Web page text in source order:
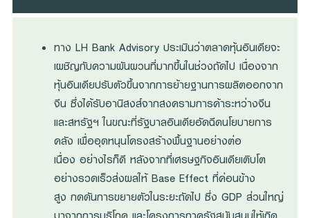
ทาง LH Bank Advisory ประเมินว่าตลาดหุ้นอินเดียจะ
เผชิญกับความผันผวนที่มากขึ้นในช่วงถัดไป เนื่องจาก
หุ้นอินเดียปรับตัวขึ้นจากการย้ายฐานการผลิตออกจาก
จีน ซึ่งได้รับอานิสงส์จากสงครามการค้าระหว่างจีน
และสหรัฐฯ ในขณะที่รัฐบาลอินเดียอัดฉีดนโยบายการ
คลัง เพื่ออุดหนุนโครงสร้างพื้นฐานอย่างต่อ
เนื่อง อย่างไรก็ดี หลังจากที่เศรษฐกิจอินเดียเติบโต
อย่างรวดเร็วส่งผลให้ Base Effect ที่ค่อนข้าง
สูง กดดันการขยายตัวในระยะถัดไป ซึ่ง GDP ส่วนใหญ่